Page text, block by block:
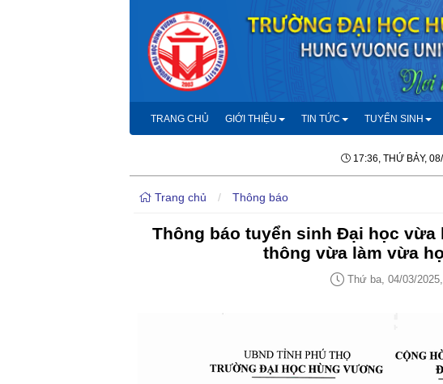
TRANG CHỦ GIỚI THIỆU TIN TỨC TUYỂN SINH
17:36, THỨ BẢY,
Trang chủ / Thông báo
Thông báo tuyển sinh Đại học
thông vừa làm vừa
Thứ ba, 04/03/